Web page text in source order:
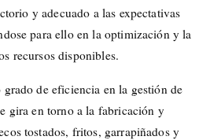
y adecuado a las expectativas
para ello en la optimización y la
recursos disponibles.
de eficiencia en la gestión de
gira en torno a la fabricación y
tostados, fritos, garrapiñados y